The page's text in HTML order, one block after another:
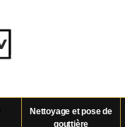
Nettoyage et pose de
gouttière